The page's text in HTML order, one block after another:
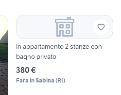
In appartamento 2 stanze con
bagno privato
380 €
Fara in Sabina (RI)